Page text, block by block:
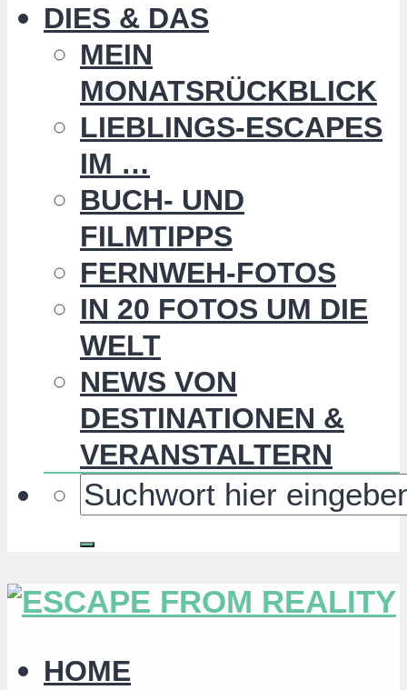
DIES & DAS
MEIN
MONATSRÜCKBLICK
LIEBLINGS-ESCAPES
IM …
BUCH- UND
FILMTIPPS
FERNWEH-FOTOS
IN 20 FOTOS UM DIE
WELT
NEWS VON
DESTINATIONEN &
VERANSTALTERN
HOME